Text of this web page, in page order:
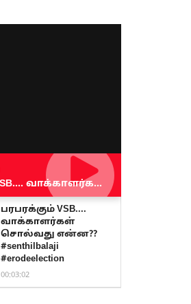
பரபரக்கும் VSB.... வாக்காளர்கள் சொல்வது என்ன?? #senthilbalaji #erodeelection
பரபரக்கும் VSB....
வாக்காளர்கள்
சொல்வது என்ன??
#senthilbalaji
#erodeelection
00:03:02